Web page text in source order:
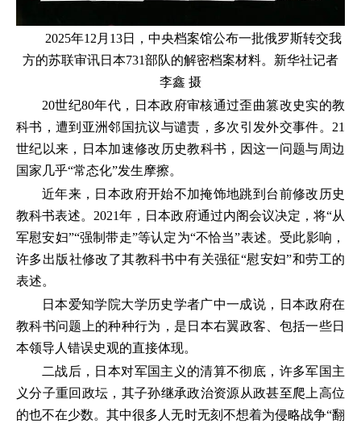
2025年12月13日，中央档案馆公布一批俄罗斯转交我
方的苏联审讯日本731部队的解密档案材料。新华社记者
李鑫 摄
20世纪80年代，日本政府审核通过歪曲篡改史实的教
科书，遭到亚洲邻国抗议与谴责，多次引发外交事件。21
世纪以来，日本加速修改历史教科书，因这一问题与周边
国家几乎“常态化”发生摩擦。
近年来，日本政府开始不加掩饰地跳到台前修改历史
教科书表述。2021年，日本政府通过内阁会议决定，将“从
军慰安妇”“强制带走”等认定为“不恰当”表述。受此影响，
许多出版社修改了其教科书中有关强征“慰安妇”和劳工的
表述。
日本爱知学院大学历史学者广中一成说，日本政府在
教科书问题上的种种行为，是日本右翼政客、包括一些日
本领导人错误史观的直接体现。
二战后，日本对军国主义的清算不彻底，许多军国主
义分子重回政坛，其子孙继承政治资源从政甚至爬上高位
的也不在少数。其中很多人无时无刻不想着为侵略战争“翻